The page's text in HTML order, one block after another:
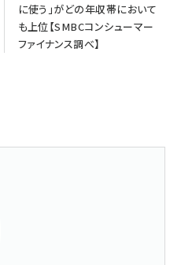
に使う」がどの年収帯において
も上位【SMBCコンシューマー
ファイナンス調べ】